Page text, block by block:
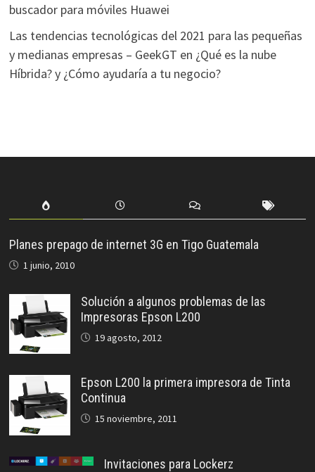
buscador para móviles Huawei
Las tendencias tecnológicas del 2021 para las pequeñas
y medianas empresas – GeekGT en ¿Qué es la nube
Híbrida? y ¿Cómo ayudaría a tu negocio?
Planes prepago de internet 3G en Tigo Guatemala
1 junio, 2010
Solución a algunos problemas de las
Impresoras Epson L200
19 agosto, 2012
Epson L200 la primera impresora de Tinta
Continua
15 noviembre, 2011
Invitaciones para Lockerz